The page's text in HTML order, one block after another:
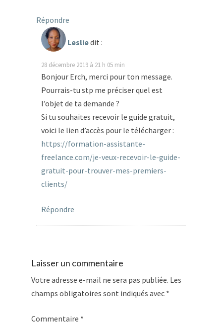
Répondre
Lesliedit :
28 décembre 2019 à 21 h 05 min
Bonjour Erch, merci pour ton message.
Pourrais-tu stp me préciser quel est
l’objet de ta demande ?
Si tu souhaites recevoir le guide gratuit,
voici le lien d’accès pour le télécharger :
https://formation-assistante-
freelance.com/je-veux-recevoir-le-guide-
gratuit-pour-trouver-mes-premiers-
clients/
Répondre
Laisser un commentaire
Votre adresse e-mail ne sera pas publiée. Les
champs obligatoires sont indiqués avec *
Commentaire *